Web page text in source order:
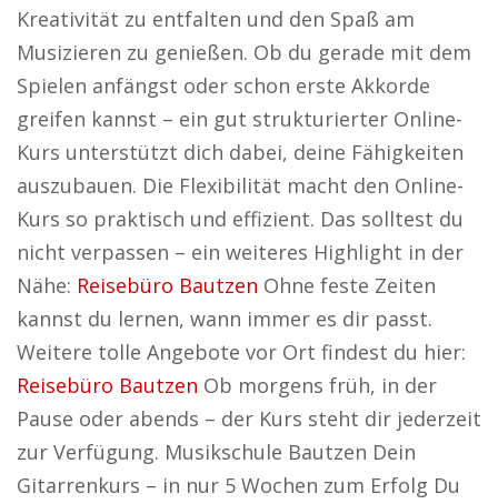
Kreativität zu entfalten und den Spaß am
Musizieren zu genießen. Ob du gerade mit dem
Spielen anfängst oder schon erste Akkorde
greifen kannst – ein gut strukturierter Online-
Kurs unterstützt dich dabei, deine Fähigkeiten
auszubauen. Die Flexibilität macht den Online-
Kurs so praktisch und effizient. Das solltest du
nicht verpassen – ein weiteres Highlight in der
Nähe: Reisebüro Bautzen Ohne feste Zeiten
kannst du lernen, wann immer es dir passt.
Weitere tolle Angebote vor Ort findest du hier:
Reisebüro Bautzen Ob morgens früh, in der
Pause oder abends – der Kurs steht dir jederzeit
zur Verfügung. Musikschule Bautzen Dein
Gitarrenkurs – in nur 5 Wochen zum Erfolg Du